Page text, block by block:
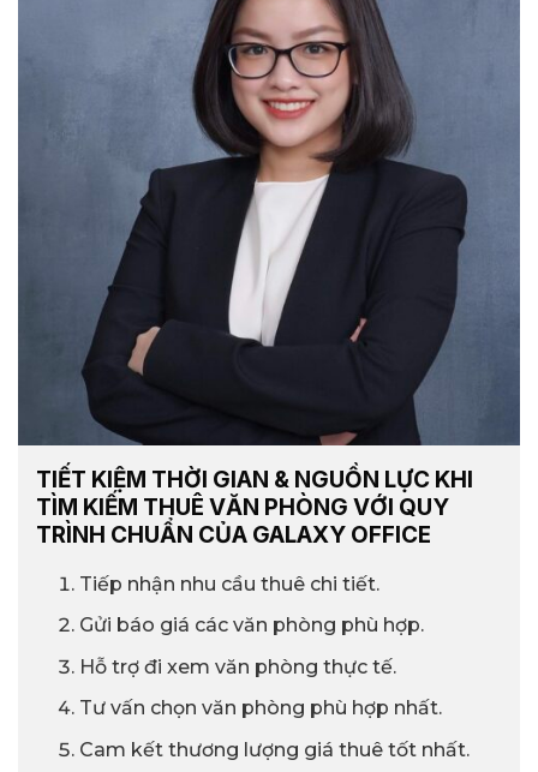
TIẾT KIỆM THỜI GIAN & NGUỒN LỰC KHI
TÌM KIẾM THUÊ VĂN PHÒNG VỚI QUY
TRÌNH CHUẨN CỦA GALAXY OFFICE
Tiếp nhận nhu cầu thuê chi tiết.
Gửi báo giá các văn phòng phù hợp.
Hỗ trợ đi xem văn phòng thực tế.
Tư vấn chọn văn phòng phù hợp nhất.
Cam kết thương lượng giá thuê tốt nhất.